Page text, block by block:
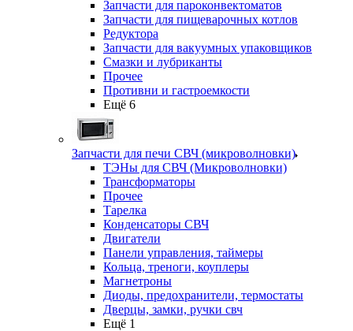
Запчасти для пароконвектоматов
Запчасти для пищеварочных котлов
Редуктора
Запчасти для вакуумных упаковщиков
Смазки и лубриканты
Прочее
Противни и гастроемкости
Ещё 6
Запчасти для печи СВЧ (микроволновки)
ТЭНы для СВЧ (Микроволновки)
Трансформаторы
Прочее
Тарелка
Конденсаторы СВЧ
Двигатели
Панели управления, таймеры
Кольца, треноги, коуплеры
Магнетроны
Диоды, предохранители, термостаты
Дверцы, замки, ручки свч
Ещё 1